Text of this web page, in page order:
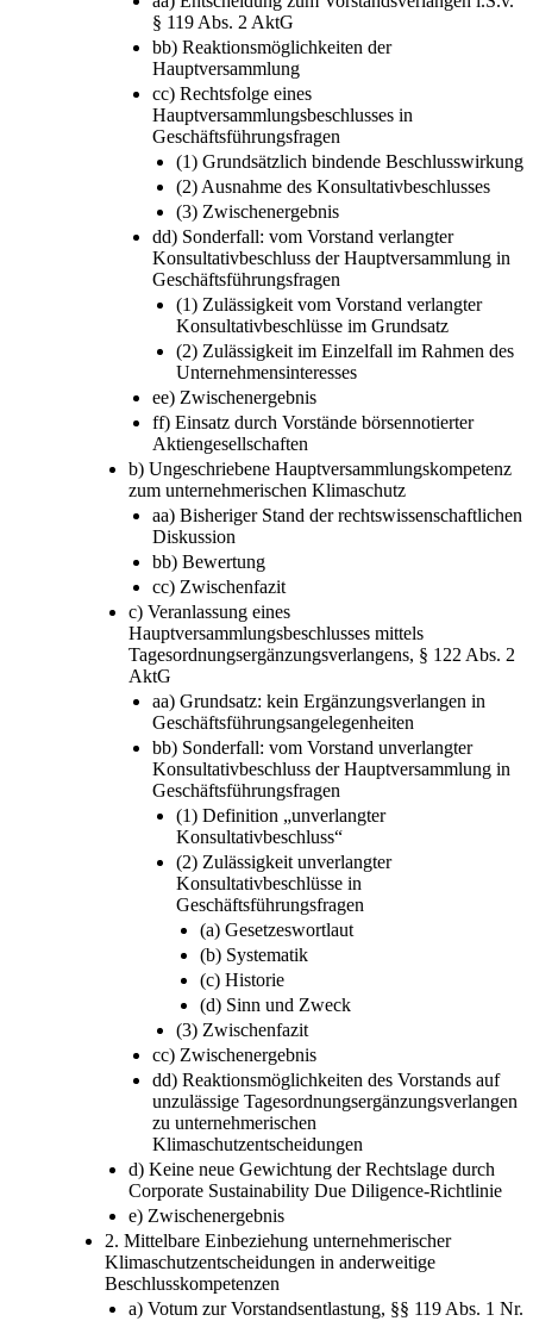
§ 119 Abs. 2 AktG
bb) Reaktionsmöglichkeiten der
Hauptversammlung
cc) Rechtsfolge eines
Hauptversammlungsbeschlusses in
Geschäftsführungsfragen
(1) Grundsätzlich bindende Beschlusswirkung
(2) Ausnahme des Konsultativbeschlusses
(3) Zwischenergebnis
dd) Sonderfall: vom Vorstand verlangter
Konsultativbeschluss der Hauptversammlung in
Geschäftsführungsfragen
(1) Zulässigkeit vom Vorstand verlangter
Konsultativbeschlüsse im Grundsatz
(2) Zulässigkeit im Einzelfall im Rahmen des
Unternehmensinteresses
ee) Zwischenergebnis
ff) Einsatz durch Vorstände börsennotierter
Aktiengesellschaften
b) Ungeschriebene Hauptversammlungskompetenz
zum unternehmerischen Klimaschutz
aa) Bisheriger Stand der rechtswissenschaftlichen
Diskussion
bb) Bewertung
cc) Zwischenfazit
c) Veranlassung eines
Hauptversammlungsbeschlusses mittels
Tagesordnungsergänzungsverlangens, § 122 Abs. 2
AktG
aa) Grundsatz: kein Ergänzungsverlangen in
Geschäftsführungsangelegenheiten
bb) Sonderfall: vom Vorstand unverlangter
Konsultativbeschluss der Hauptversammlung in
Geschäftsführungsfragen
(1) Definition „unverlangter
Konsultativbeschluss“
(2) Zulässigkeit unverlangter
Konsultativbeschlüsse in
Geschäftsführungsfragen
(a) Gesetzeswortlaut
(b) Systematik
(c) Historie
(d) Sinn und Zweck
(3) Zwischenfazit
cc) Zwischenergebnis
dd) Reaktionsmöglichkeiten des Vorstands auf
unzulässige Tagesordnungsergänzungsverlangen
zu unternehmerischen
Klimaschutzentscheidungen
d) Keine neue Gewichtung der Rechtslage durch
Corporate Sustainability Due Diligence-Richtlinie
e) Zwischenergebnis
2. Mittelbare Einbeziehung unternehmerischer
Klimaschutzentscheidungen in anderweitige
Beschlusskompetenzen
a) Votum zur Vorstandsentlastung, §§ 119 Abs. 1 Nr.